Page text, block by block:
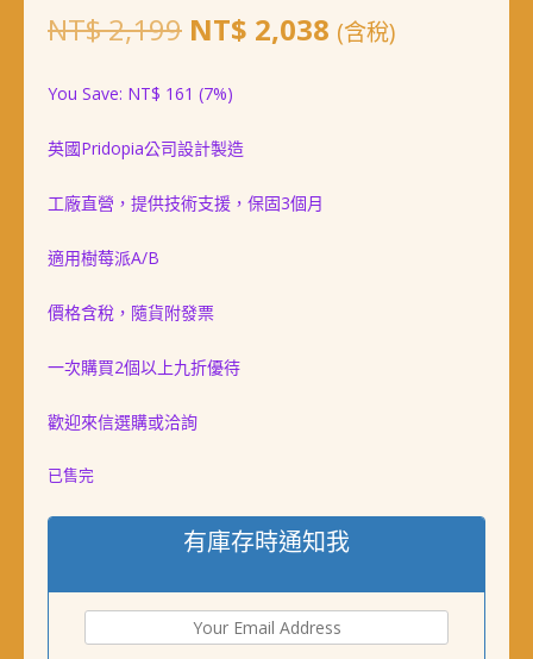
NT$2,199 原
價
格：
NT$ 2,199。
NT$ 2,038 目
(含稅)
You Save: NT$ 161 (7%)
英國Pridopia公司設計製造
工廠直營，提供技術支援，保固3個月
適用樹莓派A/B
價格含稅，隨貨附發票
一次購買2個以上九折優待
歡迎來信選購或洽詢
已售完
有庫存時通知我